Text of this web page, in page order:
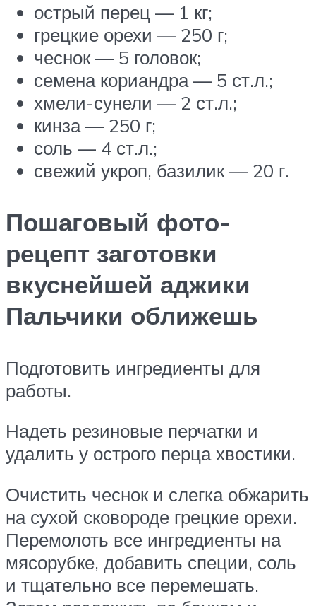
острый перец — 1 кг;
грецкие орехи — 250 г;
чеснок — 5 головок;
семена кориандра — 5 ст.л.;
хмели-сунели — 2 ст.л.;
кинза — 250 г;
соль — 4 ст.л.;
свежий укроп, базилик — 20 г.
Пошаговый фото-
рецепт заготовки
вкуснейшей аджики
Пальчики оближешь
Подготовить ингредиенты для
работы.
Надеть резиновые перчатки и
удалить у острого перца хвостики.
Очистить чеснок и слегка обжарить
на сухой сковороде грецкие орехи.
Перемолоть все ингредиенты на
мясорубке, добавить специи, соль
и тщательно все перемешать.